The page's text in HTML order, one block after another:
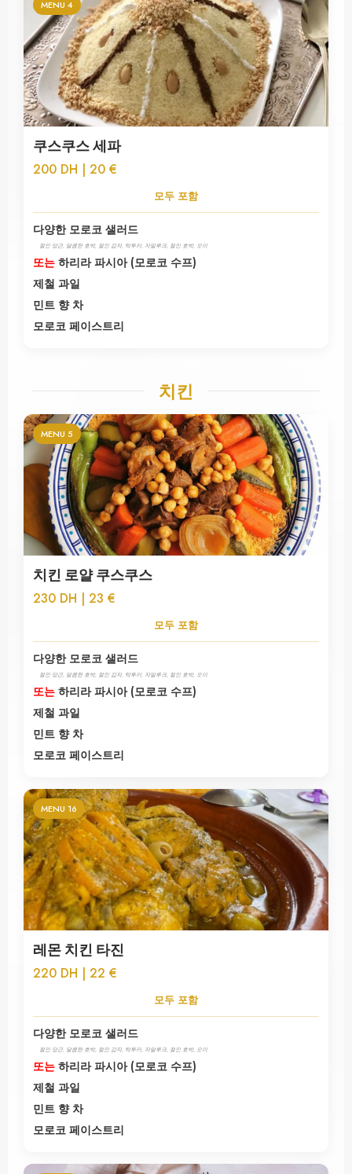
MENU 4
쿠스쿠스 세파
200 DH | 20 €
모두 포함
다양한 모로코 샐러드
절인 당근, 달콤한 호박, 절인 감자, 탁투카, 자알루크, 절인 호박, 오이
또는 하리라 파시아 (모로코 수프)
제철 과일
민트 향 차
모로코 페이스트리
치킨
MENU 5
치킨 로얄 쿠스쿠스
230 DH | 23 €
모두 포함
다양한 모로코 샐러드
절인 당근, 달콤한 호박, 절인 감자, 탁투카, 자알루크, 절인 호박, 오이
또는 하리라 파시아 (모로코 수프)
제철 과일
민트 향 차
모로코 페이스트리
MENU 16
레몬 치킨 타진
220 DH | 22 €
모두 포함
다양한 모로코 샐러드
절인 당근, 달콤한 호박, 절인 감자, 탁투카, 자알루크, 절인 호박, 오이
또는 하리라 파시아 (모로코 수프)
제철 과일
민트 향 차
모로코 페이스트리